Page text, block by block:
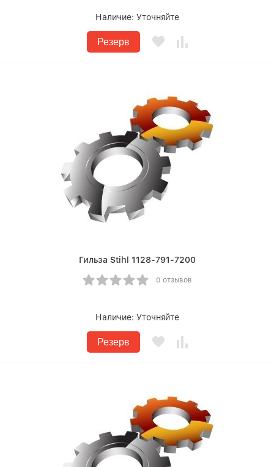
Наличие: Уточняйте
Резерв
Гильза Stihl 1128-791-7200
0 отзывов
Наличие: Уточняйте
Резерв